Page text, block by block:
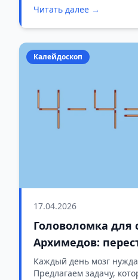
неверное, но исправить
прочитаете ответ ниже.
Читать далее →
Калейдоскоп
17.04.2026
Головоломка для
Архимедов:
спичку за 60
Каждый день мозг
Предлагаем задачу,